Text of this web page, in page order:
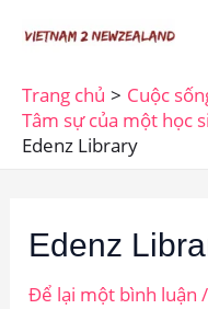
dung
Trang chủ Cuộc
Tâm sự của một học
Edenz Library
Edenz
Để lại một bình luận